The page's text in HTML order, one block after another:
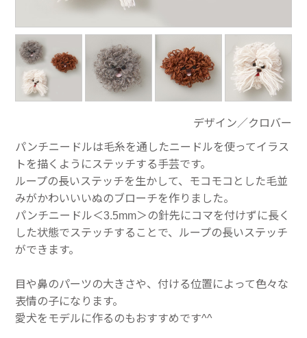
デザイン／クロバー
パンチニードルは毛糸を通したニードルを使ってイラス
トを描くようにステッチする手芸です。
ループの長いステッチを生かして、モコモコとした毛並
みがかわいいいぬのブローチを作りました。
パンチニードル＜3.5mm＞の針先にコマを付けずに長く
した状態でステッチすることで、ループの長いステッチ
ができます。
目や鼻のパーツの大きさや、付ける位置によって色々な
表情の子になります。
愛犬をモデルに作るのもおすすめです^^